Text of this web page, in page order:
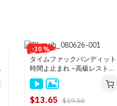
-30 %
タイムファックバンディット
時間よ止まれ ~高級レストラ
ン編~ : 野々宮すず, 笹宮えれ
な
$13.65 $19.50